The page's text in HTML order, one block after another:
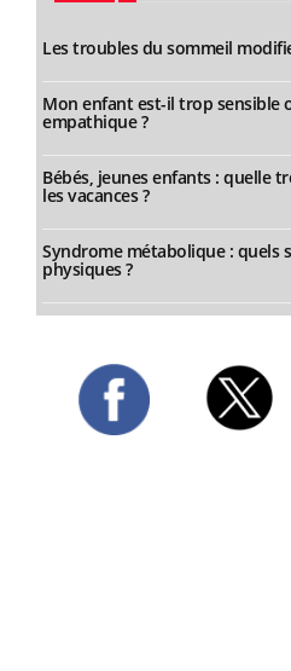
Les troubles du sommeil
Mon enfant est-il trop sensible
empathique ?
Bébés, jeunes enfants : quelle
les vacances ?
Syndrome métabolique : quels
physiques ?